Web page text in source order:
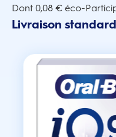
avis
Dont 0,08 € éco-
Livraison